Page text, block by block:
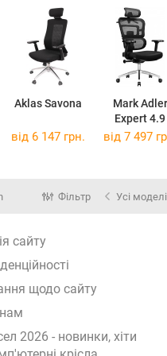
Aklas Savona
Mark Adler
Expert 4.9
від 6 147 грн. від 7 497
Фільтр Усі моделі
сайту
щодо сайту
2026 - новинки, хіти